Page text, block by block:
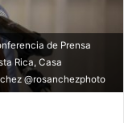
de Prensa
Rica, Casa
@rosanchezphoto